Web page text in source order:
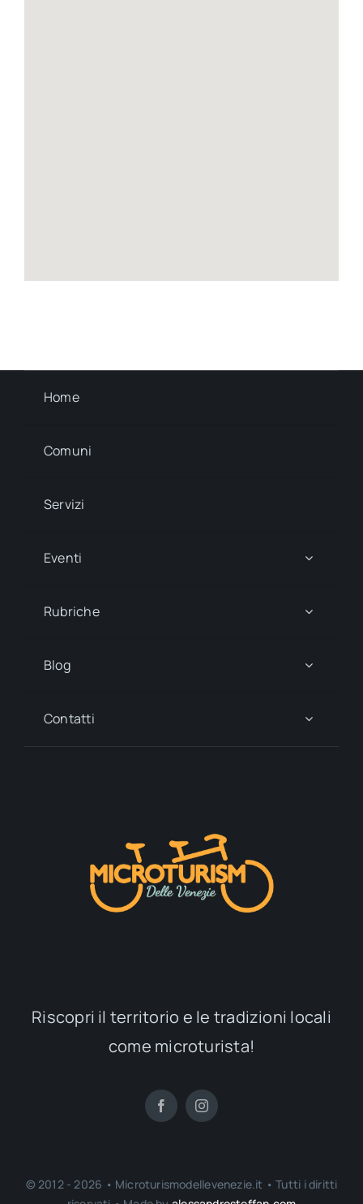
Home
Comuni
Servizi
Eventi
Rubriche
Blog
Contatti
Riscopri il territorio e le tradizioni locali
come microturista!
© 2012 - 2026 • Microturismodellevenezie.it • Tutti i diritti